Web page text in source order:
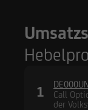
1
Call
der